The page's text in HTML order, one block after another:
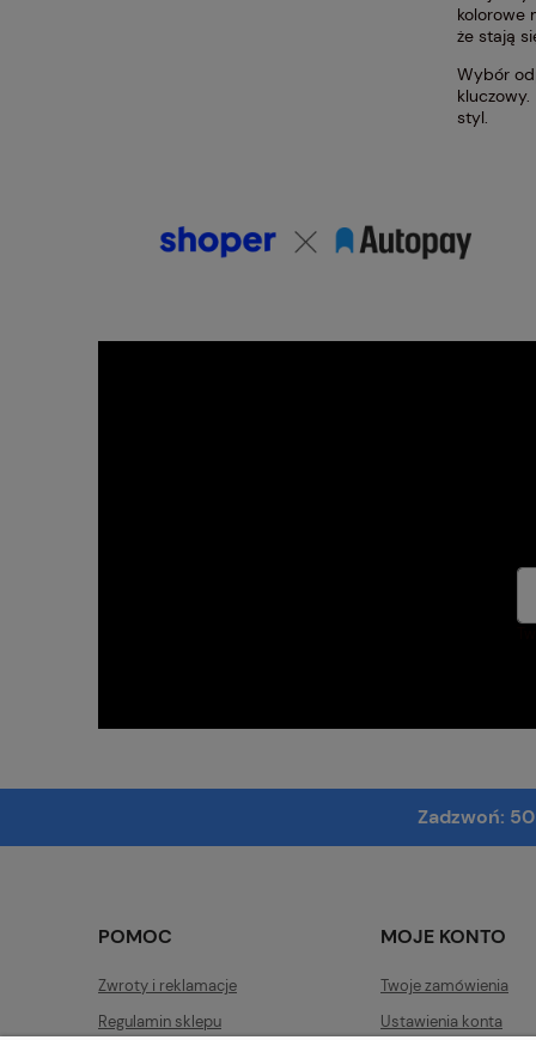
kolorowe
że stają
Wybór
styl.
Zadzwoń:
POMOC
Zwroty i reklamacje
Regulamin sklepu
MOJE KONTO
Twoje zamówienia
Ustawienia konta